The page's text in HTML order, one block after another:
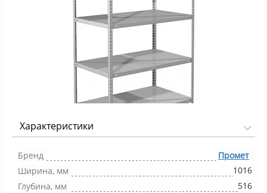
Характеристики
Бренд
Промет
Ширина, мм
1016
Глубина, мм
516